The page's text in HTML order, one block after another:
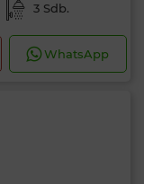
3 Sdb.
WhatsApp